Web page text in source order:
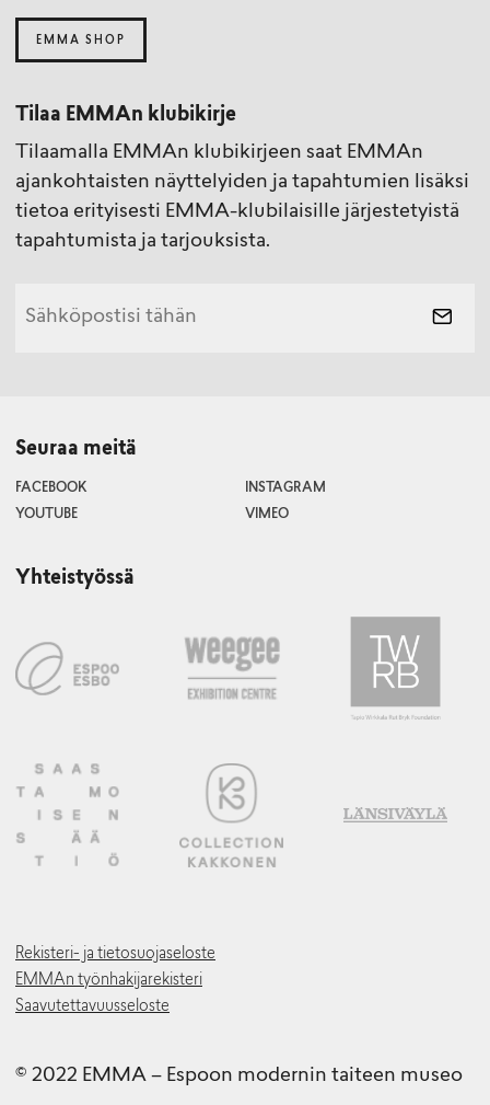
EMMA SHOP
Tilaa EMMAn klubikirje
Tilaamalla EMMAn klubikirjeen saat EMMAn
ajankohtaisten näyttelyiden ja tapahtumien lisäksi
tietoa erityisesti EMMA-klubilaisille järjestetyistä
tapahtumista ja tarjouksista.
Seuraa meitä
FACEBOOK
INSTAGRAM
YOUTUBE
VIMEO
Yhteistyössä
Rekisteri- ja tietosuojaseloste
EMMAn työnhakijarekisteri
Saavutettavuusseloste
© 2022 EMMA – Espoon modernin taiteen museo